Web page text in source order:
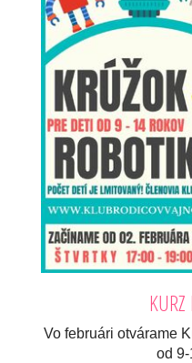
Vo februári otvárame
od 9-